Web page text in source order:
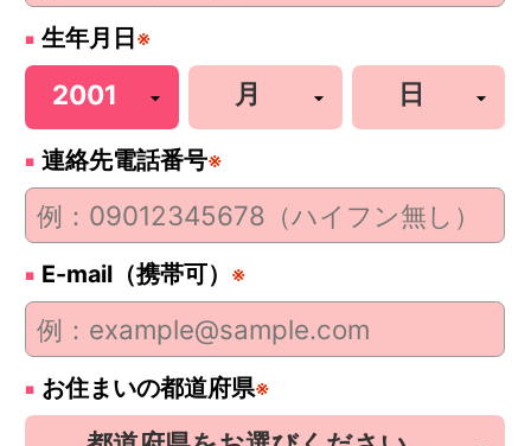
生年月日 ※
連絡先電話番号※
E-mail（携帯可） ※
お住まいの都道府県※